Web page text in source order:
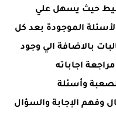
حيث يسهل علي
الموجودة بعد كل
بالاضافة الي وجود
اجاباته
وأسئلة
وفهم الإجابة والسؤال